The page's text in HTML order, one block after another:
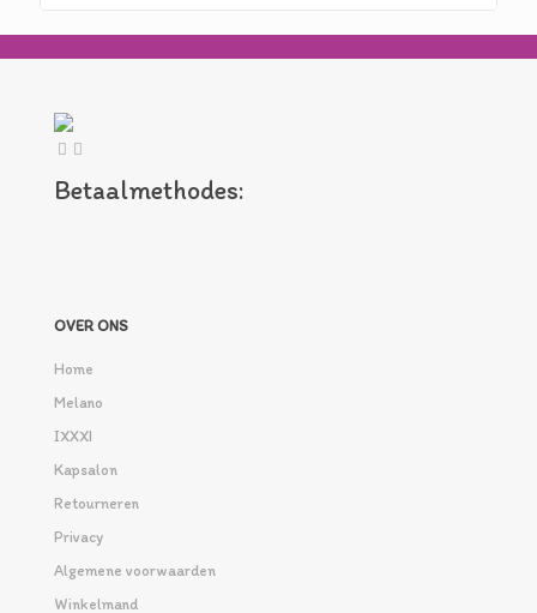
Betaalmethodes:
OVER ONS
Home
Melano
IXXXI
Kapsalon
Retourneren
Privacy
Algemene voorwaarden
Winkelmand